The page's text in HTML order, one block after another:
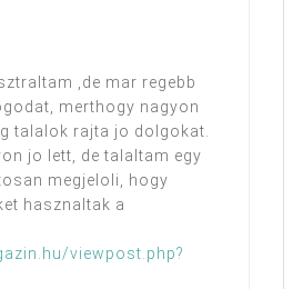
,de mar regebb
merthogy nagyon
talalok rajta jo dolgokat.
jo lett, de talaltam egy
megjeloli, hogy
hasznaltak a
viewpost.php?